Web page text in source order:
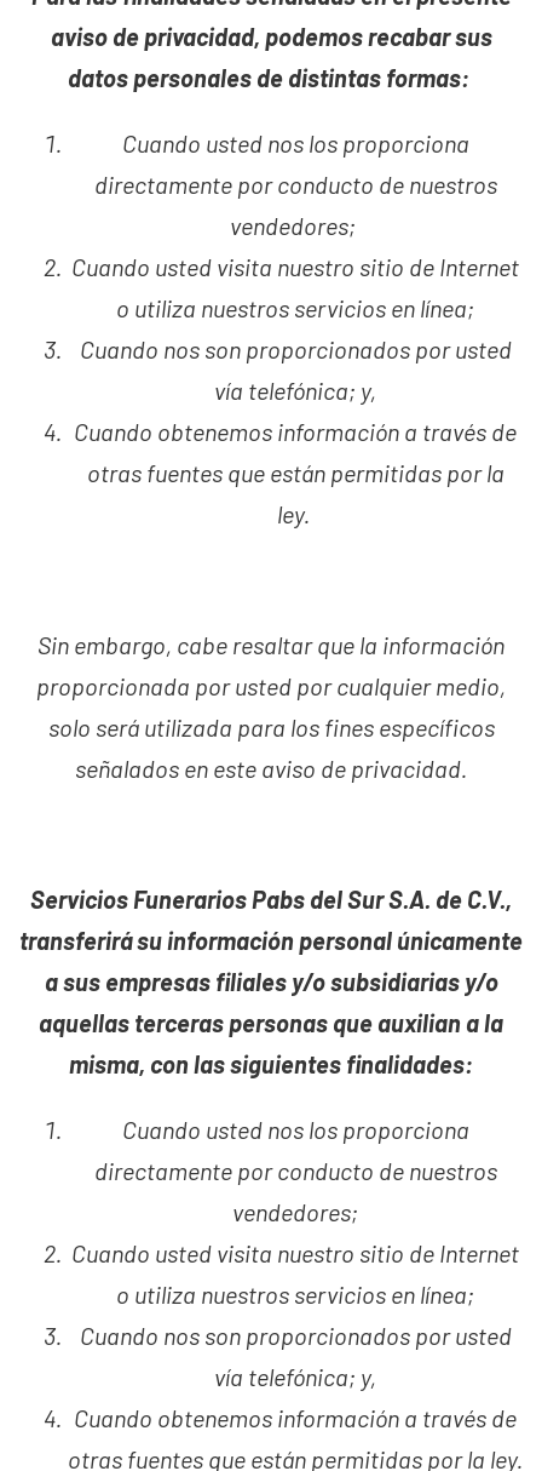
aviso de privacidad, podemos recabar sus
datos personales de distintas formas:
Cuando usted nos los proporciona
directamente por conducto de nuestros
vendedores;
Cuando usted visita nuestro sitio de Internet
o utiliza nuestros servicios en línea;
Cuando nos son proporcionados por usted
vía telefónica; y,
Cuando obtenemos información a través de
otras fuentes que están permitidas por la
ley.
Sin embargo, cabe resaltar que la información
proporcionada por usted por cualquier medio,
solo será utilizada para los fines específicos
señalados en este aviso de privacidad.
Servicios Funerarios Pabs del Sur S.A. de C.V.,
transferirá su información personal únicamente
a sus empresas filiales y/o subsidiarias y/o
aquellas terceras personas que auxilian a la
misma, con las siguientes finalidades:
Cuando usted nos los proporciona
directamente por conducto de nuestros
vendedores;
Cuando usted visita nuestro sitio de Internet
o utiliza nuestros servicios en línea;
Cuando nos son proporcionados por usted
vía telefónica; y,
Cuando obtenemos información a través de
otras fuentes que están permitidas por la ley.